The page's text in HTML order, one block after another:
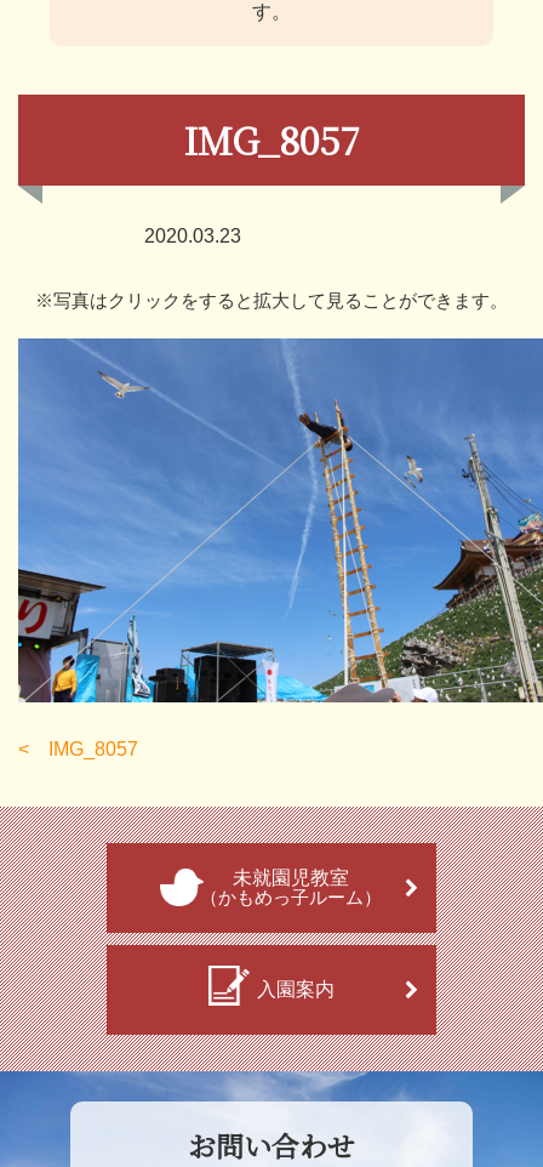
す。
IMG_8057
2020.03.23
※写真はクリックをすると拡大して見ることができます。
IMG_8057
未就園児教室
（かもめっ子ルーム）
入園案内
お問い合わせ